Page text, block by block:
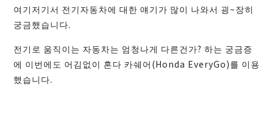
여기저기서 전기자동차에 대한 얘기가 많이 나와서 굉~장히
궁금했습니다.
전기로 움직이는 자동차는 엄청나게 다른건가? 하는 궁금증
에 이번에도 어김없이 혼다 카쉐어(Honda EveryGo)를 이용
했습니다.